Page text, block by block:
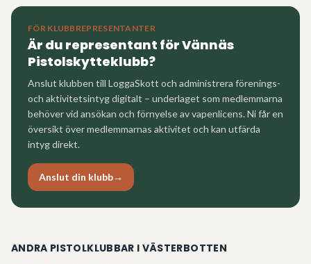
FÖR KLUBBREPRESENTANTER
Är du representant förVännäs
Pistolskytteklubb?
Anslut klubben till LoggaSkott och administrera förenings-
och aktivitetsintyg digitalt – underlaget som medlemmarna
behöver vid ansökan och förnyelse av vapenlicens. Ni får en
översikt över medlemmarnas aktivitet och kan utfärda
intyg direkt.
Anslut din klubb→
ANDRA PISTOLKLUBBAR I VÄSTERBOTTEN